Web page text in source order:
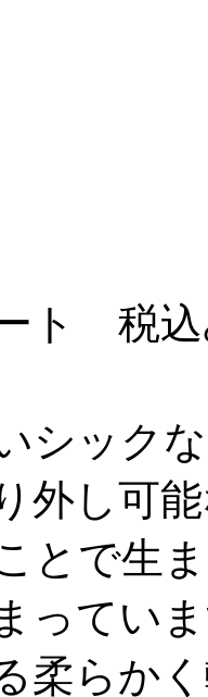
ート 税
シック
外し可
とで生
ってい
柔らか